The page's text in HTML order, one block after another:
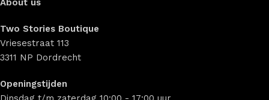
About us
Two Stories Boutique
Vriesestraat 113
3311 NP Dordrecht
Openingstijden